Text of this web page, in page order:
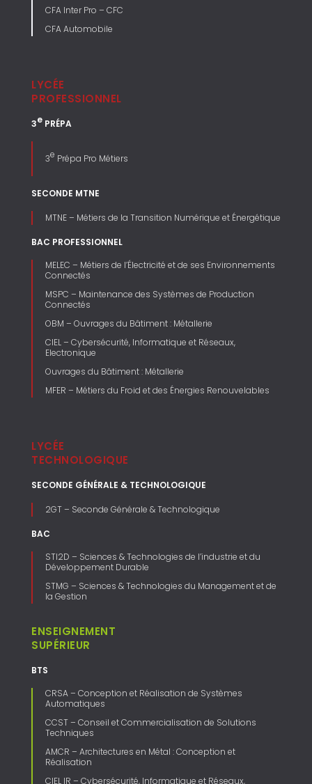
CFA Inter Pro – CFC
CFA Automobile
LYCÉE
PROFESSIONNEL
3e PRÉPA
3e Prépa Pro Métiers
SECONDE MTNE
MTNE – Métiers de la Transition Numérique et Énergétique
BAC PROFESSIONNEL
MELEC – Métiers de l’Électricité et de ses Environnements
Connectés
MSPC – Maintenance des Systèmes de Production
Connectés
OBM – Ouvrages du Bâtiment : Métallerie
CIEL – Cybersécurité, Informatique et Réseaux,
Electronique
Ouvrages du Bâtiment : Métallerie
MFER – Métiers du Froid et des Énergies Renouvelables
LYCÉE
TECHNOLOGIQUE
SECONDE GÉNÉRALE & TECHNOLOGIQUE
2GT – Seconde Générale & Technologique
BAC
STI2D – Sciences & Technologies de l’industrie et du
Développement Durable
STMG – Sciences & Technologies du Management et de
la Gestion
ENSEIGNEMENT
SUPÉRIEUR
BTS
CRSA – Conception et Réalisation de Systèmes
Automatiques
CCST – Conseil et Commercialisation de Solutions
Techniques
AMCR – Architectures en Métal : Conception et
Réalisation
CIEL IR – Cybersécurité, Informatique et Réseaux,